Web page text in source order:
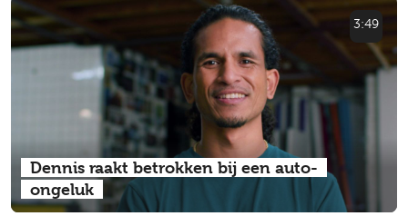
3:49
Dennis raakt betrokken bij een auto-
ongeluk